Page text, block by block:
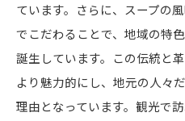
ています。さらに、スープの
でこだわることで、地域の特
誕生しています。この伝統と
より魅力的にし、地元の人々
理由となっています。観光で